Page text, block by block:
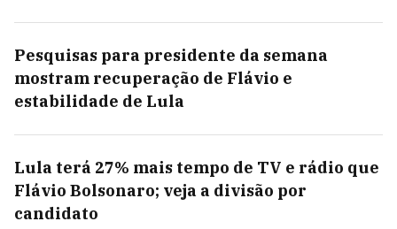
Pesquisas para presidente da semana
mostram recuperação de Flávio e
estabilidade de Lula
Lula terá 27% mais tempo de TV e rádio que
Flávio Bolsonaro; veja a divisão por
candidato